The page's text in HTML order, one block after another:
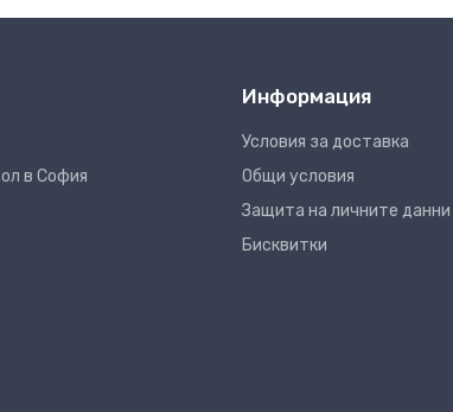
в София
Информация
Условия за доставка
Общи условия
Защита на личните данни
Бисквитки